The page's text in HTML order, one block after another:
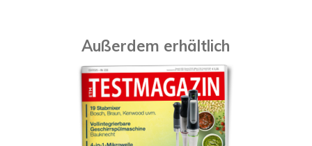
Außerdem erhältlich